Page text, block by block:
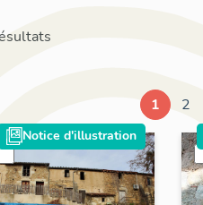
1 2
Notice d'illustration